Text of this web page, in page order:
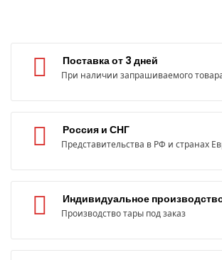
Поставка от 3 дней
При наличии запрашиваемого
Россия и СНГ
Представительства в РФ и странах
Индивидуальное
Производство тары под заказ